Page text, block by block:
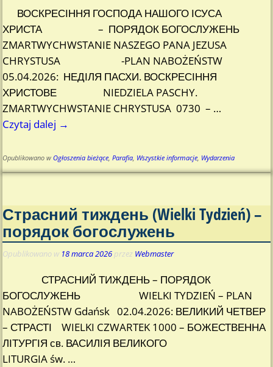
ВОСКРЕСІННЯ ГОСПОДА НАШОГО ІСУСА
ХРИСТА – ПОРЯДОК БОГОСЛУЖЕНЬ
ZMARTWYCHWSTANIE NASZEGO PANA JEZUSA
CHRYSTUSA -PLAN NABOŻEŃSTW
05.04.2026: НЕДІЛЯ ПАСХИ. ВОСКРЕСІННЯ
ХРИСТОВЕ NIEDZIELA PASCHY.
ZMARTWYCHWSTANIE CHRYSTUSA 0730 – …
Czytaj dalej →
Opublikowano w Ogłoszenia bieżące,Parafia, Wszystkie informacje, Wydarzenia
Страсний тиждень (Wielki Tydzień) –
порядок богослужень
Opublikowano w 18 marca 2026 przez Webmaster
СТРАСНИЙ ТИЖДЕНЬ – ПОРЯДОК
БОГОСЛУЖЕНЬ WIELKI TYDZIEŃ – PLAN
NABOŻEŃSTW Gdańsk 02.04.2026: ВЕЛИКИЙ ЧЕТВЕР
– СТРАСТІ WIELKI CZWARTEK 1000 – БОЖЕСТВЕННА
ЛІТУРГІЯ св. ВАСИЛІЯ ВЕЛИКОГО
LITURGIA św. …